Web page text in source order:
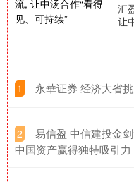
汇
让
1 永華证券 经济大省
2
易信盈 中信建投金
中国资产赢得独特吸引力